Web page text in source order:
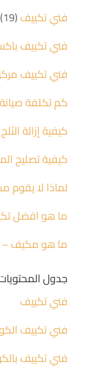
فني تكييف(19)
فني تكييف
فني تكييف
كم تكلفة
كيفية إزالة
كيفية تصليح
لماذا لا يقوم
ما هو افضل
ما هو مكيف –
جدول
فني تكييف
فني تكييف
فني تكييف